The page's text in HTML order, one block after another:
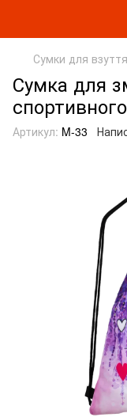
Сумки для взуття
Сумка для
Артикул: M-33